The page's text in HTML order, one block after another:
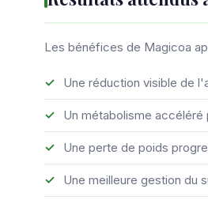
Les bénéfices de Magicoa
Une réduction visible de
Un métabolisme accéléré
Une perte de poids
Une meilleure gestion du